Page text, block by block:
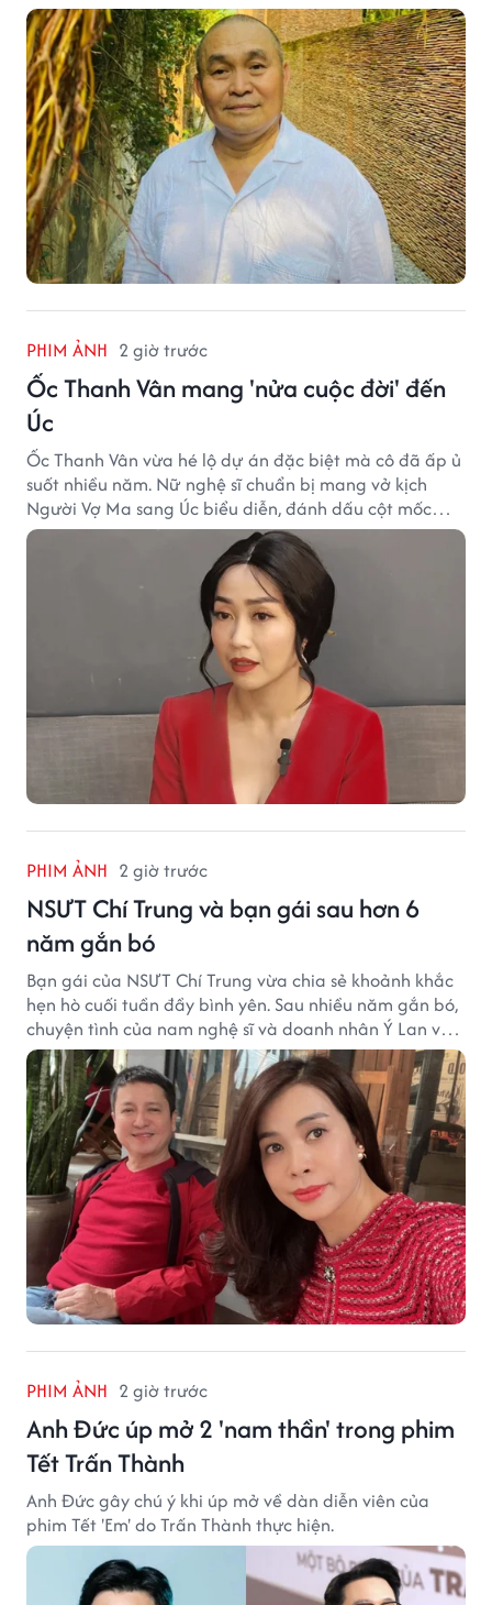
sum họp bên người thân tại công trình văn hóa tâm
huyết của mình.
PHIM ẢNH 2 giờ trước
Ốc Thanh Vân mang 'nửa cuộc đời' đến
Úc
Ốc Thanh Vân vừa hé lộ dự án đặc biệt mà cô đã ấp ủ
suốt nhiều năm. Nữ nghệ sĩ chuẩn bị mang vở kịch
Người Vợ Ma sang Úc biểu diễn, đánh dấu cột mốc
đáng nhớ trong hành trình làm nghề.
PHIM ẢNH 2 giờ trước
NSƯT Chí Trung và bạn gái sau hơn 6
năm gắn bó
Bạn gái của NSƯT Chí Trung vừa chia sẻ khoảnh khắc
hẹn hò cuối tuần đầy bình yên. Sau nhiều năm gắn bó,
chuyện tình của nam nghệ sĩ và doanh nhân Ý Lan vẫn
nhận được sự quan tâm từ công chúng.
PHIM ẢNH 2 giờ trước
Anh Đức úp mở 2 'nam thần' trong phim
Tết Trấn Thành
Anh Đức gây chú ý khi úp mở về dàn diễn viên của
phim Tết 'Em' do Trấn Thành thực hiện.